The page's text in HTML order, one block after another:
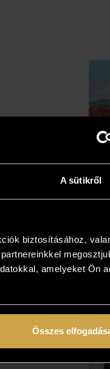
A sütikről
biztosításához,
amelyeket Ön
Összes